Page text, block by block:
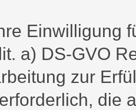
Einwilligung
a) DS-GVO
zur
die